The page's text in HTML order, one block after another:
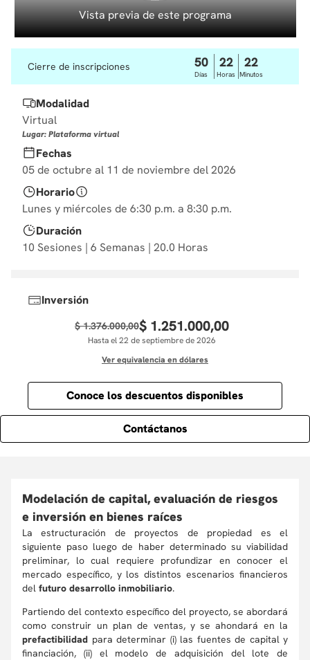
10. derecho Vista previa de este programa
Cierre de inscripciones 50
Días
22
Horas
22
Minutos
Modalidad
Virtual
Lugar: Plataforma virtual
Fechas
05 de octubre al 11 de noviembre del 2026
Horario
Lunes y miércoles de 6:30 p.m. a 8:30 p.m.
Duración
10 Sesiones | 6 Semanas | 20.0 Horas
Inversión
$ 1.376.000,00$ 1.251.000,00
Hasta el 22 de septiembre de 2026
Ver equivalencia en dólares
Conoce los descuentos disponibles
Contáctanos
Modelación de capital, evaluación de riesgos
e inversión en bienes raíces
La estructuración de proyectos de propiedad es el
siguiente paso luego de haber determinado su viabilidad
preliminar, lo cual requiere profundizar en conocer el
mercado específico, y los distintos escenarios financieros
del futuro desarrollo inmobiliario.
Partiendo del contexto específico del proyecto, se abordará
como construir un plan de ventas, y se ahondará en la
prefactibilidad para determinar (i) las fuentes de capital y
financiación, (ii) el modelo de adquisición del lote de